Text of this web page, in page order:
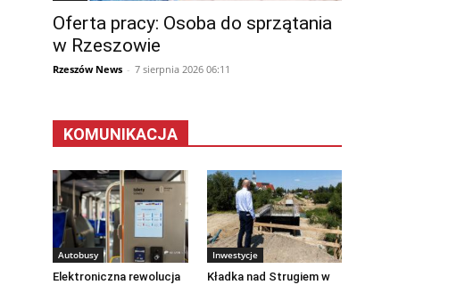
Oferta pracy: Osoba do sprzątania
w Rzeszowie
Rzeszów News - 7 sierpnia 2026 06:11
KOMUNIKACJA
Autobusy
Elektroniczna rewolucja
Inwestycje
Kładka nad Strugiem w